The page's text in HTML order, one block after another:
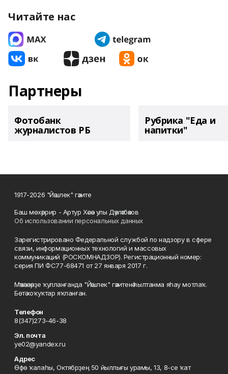
Читайте нас
Партнеры
Фотобанк
журналистов РБ
Рубрика "Еда и
напитки"
1917-2026 "Йәшлек" гәзите
Баш мөхәррир - Артур Хәсән улы Дәүләтбәков
Об использовании персональных данных
Зарегистрировано Федеральной службой по надзору в сфере
связи, информационных технологий и массовых
коммуникаций (РОСКОМНАДЗОР). Регистрационный номер:
серия ПИ ФС77-68471 от 27 января 2017 г.
Мәҡәләләрҙе ҡулланғанда "Йәшлек" гәзитенә һылтанма яһау мотлаҡ.
Бөтә хоҡуҡтар яҡланған.
Телефон
8(347)273-46-38
Эл. почта
ye02@yandex.ru
Адрес
Өфө ҡалаһы, Октябрҙең 50 йыллығы урамы, 13, 8-се ҡат